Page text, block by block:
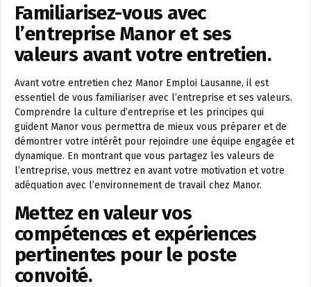
Familiarisez-vous avec
l’entreprise Manor et ses
valeurs avant votre entretien.
Avant votre entretien chez Manor Emploi Lausanne, il est
essentiel de vous familiariser avec l’entreprise et ses valeurs.
Comprendre la culture d’entreprise et les principes qui
guident Manor vous permettra de mieux vous préparer et de
démontrer votre intérêt pour rejoindre une équipe engagée et
dynamique. En montrant que vous partagez les valeurs de
l’entreprise, vous mettrez en avant votre motivation et votre
adéquation avec l’environnement de travail chez Manor.
Mettez en valeur vos
compétences et expériences
pertinentes pour le poste
convoité.